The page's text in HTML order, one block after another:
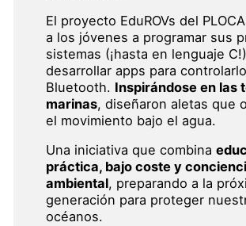
El proyecto EduROVs del
a los jóvenes a programar sus
sistemas (¡hasta en lenguaje
desarrollar apps para
Bluetooth. Inspirándose en las
marinas, diseñaron aletas que
el movimiento bajo el agua.
Una iniciativa que combina
práctica, bajo coste y
ambiental, preparando a la
generación para proteger
océanos.